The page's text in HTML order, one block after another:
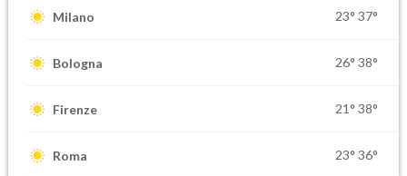
Milano 23° 37°
Bologna 26° 38°
Firenze 21° 38°
Roma 23° 36°